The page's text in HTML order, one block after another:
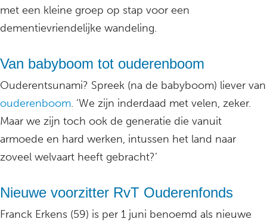
met een kleine groep op stap voor een
dementievriendelijke wandeling.
Van babyboom tot ouderenboom
Ouderentsunami? Spreek (na de babyboom) liever van
ouderenboom. ‘We zijn inderdaad met velen, zeker.
Maar we zijn toch ook de generatie die vanuit
armoede en hard werken, intussen het land naar
zoveel welvaart heeft gebracht?’
Nieuwe voorzitter RvT Ouderenfonds
Franck Erkens (59) is per 1 juni benoemd als nieuwe